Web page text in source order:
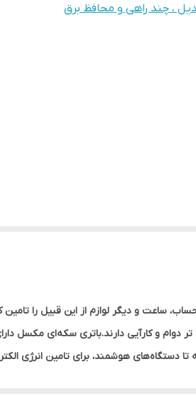
، چند راهی و محافظ برق
و کارآیی دارند.باتری سکه‌ای مکسل
تا دستگاه‌های هوشمند، برای تامین انرژی